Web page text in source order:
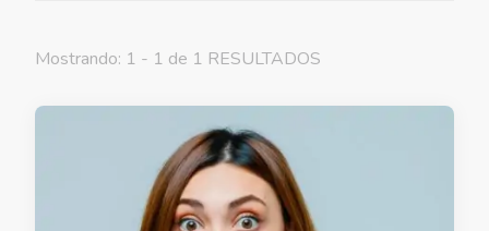
Mostrando: 1 - 1 de 1 RESULTADOS